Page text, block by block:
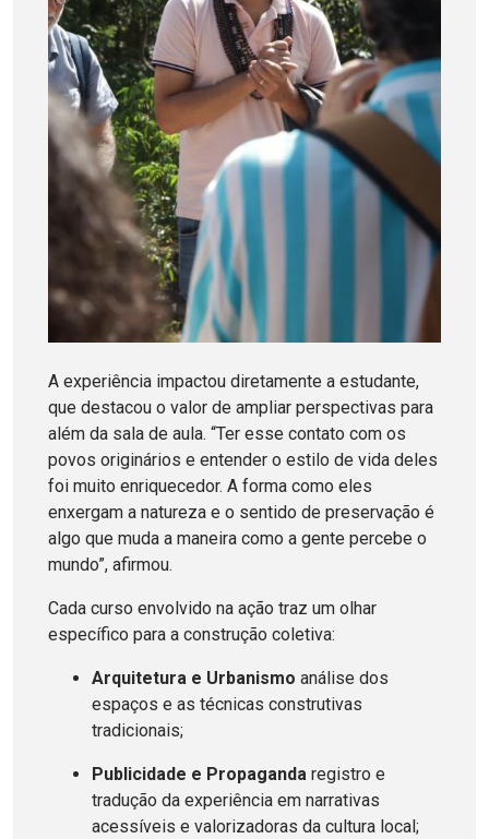
A experiência impactou diretamente a estudante,
que destacou o valor de ampliar perspectivas para
além da sala de aula. “Ter esse contato com os
povos originários e entender o estilo de vida deles
foi muito enriquecedor. A forma como eles
enxergam a natureza e o sentido de preservação é
algo que muda a maneira como a gente percebe o
mundo”, afirmou.
Cada curso envolvido na ação traz um olhar
específico para a construção coletiva:
Arquitetura e Urbanismo análise dos
espaços e as técnicas construtivas
tradicionais;
Publicidade e Propaganda registro e
tradução da experiência em narrativas
acessíveis e valorizadoras da cultura local;